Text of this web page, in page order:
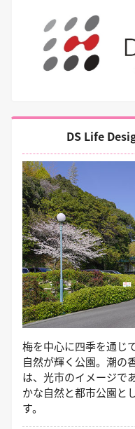
DS Life
梅を中心に四季を通じ
自然が輝く公園。潮の
は、光市のイメージで
かな自然と都市公園と
す。